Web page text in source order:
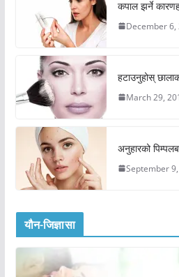
कपाल झर्ने
December 6,
हटाउनुहोस्
March 29,
अनुहारको
September
यौन-जिज्ञासा